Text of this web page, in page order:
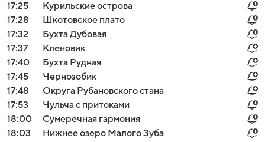
17:25
Курильские острова
17:28
Шкотовское плато
17:32
Бухта Дубовая
17:37
Кленовик
17:40
Бухта Рудная
17:45
Чернозобик
17:48
Округа Рубановского стана
17:53
Чульча с притоками
18:00
Сумеречная гармония
18:03
Нижнее озеро Малого Зуба